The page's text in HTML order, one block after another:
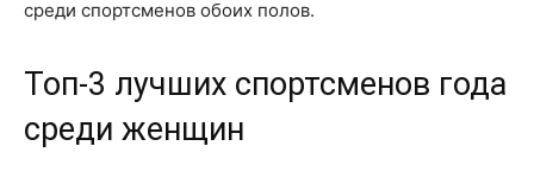
среди спортсменов обоих полов.
Топ-3 лучших спортсменов года
среди женщин